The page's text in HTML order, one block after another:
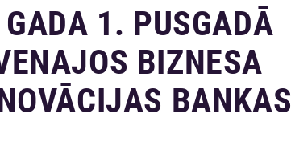
1. PUSGADĀ
BIZNESA
BANKAS